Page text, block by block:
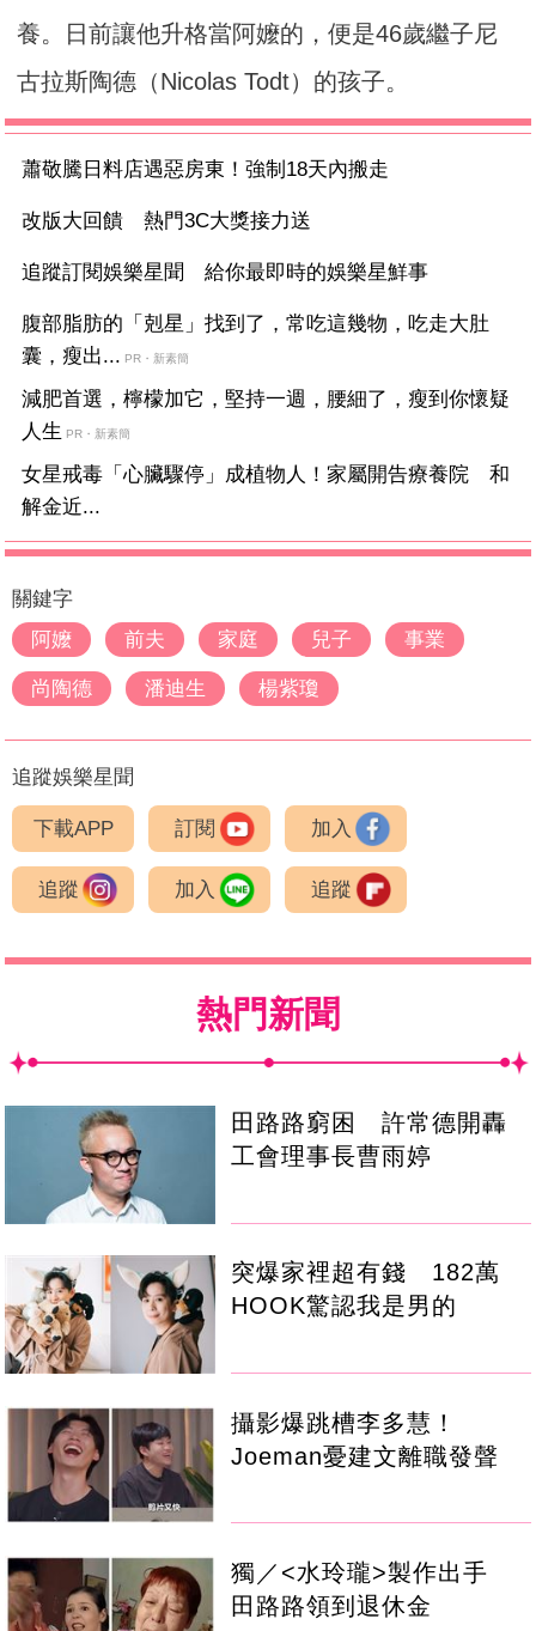
養。日前讓他升格當阿嬤的，便是46歲繼子尼
古拉斯陶德（Nicolas Todt）的孩子。
蕭敬騰日料店遇惡房東！強制18天內搬走
改版大回饋 熱門3C大獎接力送
追蹤訂閱娛樂星聞 給你最即時的娛樂星鮮事
腹部脂肪的「剋星」找到了，常吃這幾物，吃走大肚
囊，瘦出... PR・新素簡
減肥首選，檸檬加它，堅持一週，腰細了，瘦到你懷疑
人生 PR・新素簡
女星戒毒「心臟驟停」成植物人！家屬開告療養院 和
解金近...
關鍵字
阿嬤
前夫 家庭 兒子 事業
尚陶德 潘迪生 楊紫瓊
追蹤娛樂星聞
下載APP 訂閱 加入
追蹤 加入 追蹤
熱門新聞
田路路窮困 許常德開轟
工會理事長曹雨婷
突爆家裡超有錢 182萬
HOOK驚認我是男的
攝影爆跳槽李多慧！
Joeman憂建文離職發聲
獨／<水玲瓏>製作出手
田路路領到退休金